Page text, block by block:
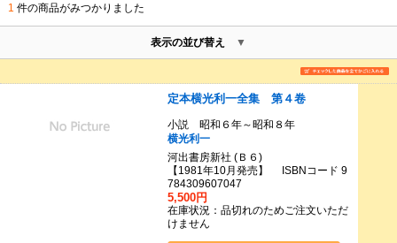
1 件の商品がみつかりました
表示の並び替え
定本横光利一全集 第４卷
小説 昭和６年～昭和８年
横光利一
河出書房新社 (Ｂ６)
【1981年10月発売】 ISBNコード 9
784309607047
5,500円
在庫状況：品切れのためご注文いただ
けません